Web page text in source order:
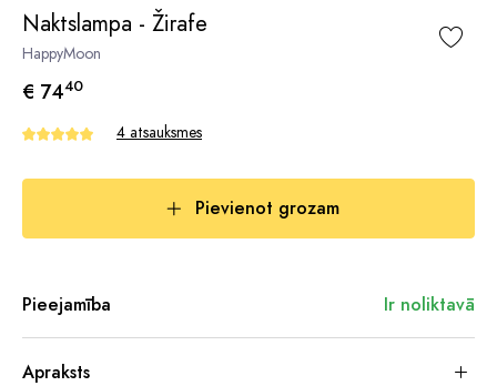
Naktslampa - Žirafe
HappyMoon
€ 7440
4 atsauksmes
Pievienot grozam
Pieejamība Ir noliktavā
Apraksts